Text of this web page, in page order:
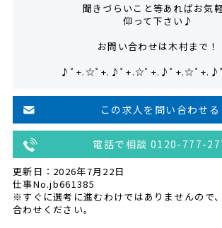
聞きづらいこと等あればお気
仰って下さい♪
お問い合わせは木村まで！
♪ﾟ+.☆ﾟ+.♪ﾟ+.☆ﾟ+.♪ﾟ+.☆ﾟ+.♪
この求人を問い合わせる
電話で相談 0120-777-
更新日：2026年7月22日
仕事No.jb661385
※すぐに選考に進むわけではありませんので
合わせください。